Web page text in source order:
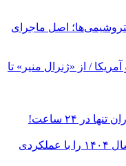
اصل ماجرای
منیر» تا
ثبت رکورد تاریخی سودآوری، سال ۱۴۰۴ را با عملکردی